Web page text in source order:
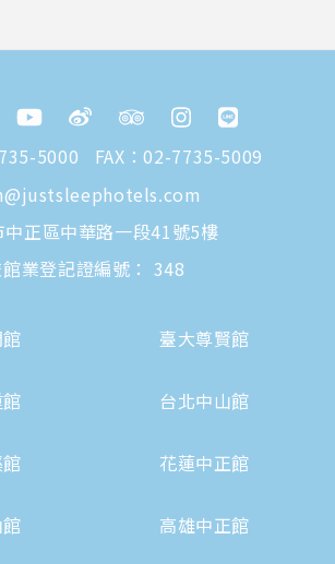
5000
FAX：02-7735-5009
中正區中華路一段41號5樓
業登記證編號： 348
臺大尊賢館
台北中山館
花蓮中正館
高雄中正館